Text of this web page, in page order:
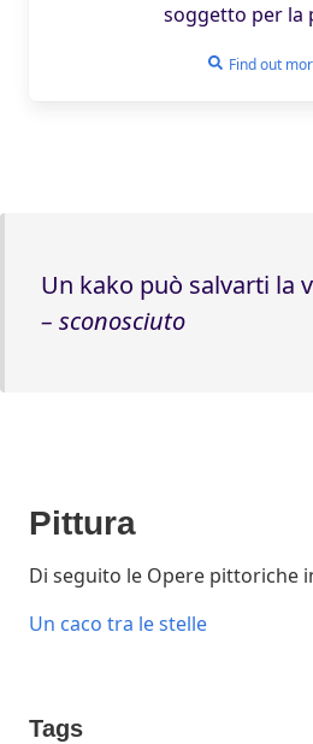
soggetto per la
Find out
Un kako può salvarti la
– sconosciuto
Pittura
Di seguito le Opere pittoriche
Un caco tra le stelle
Tags